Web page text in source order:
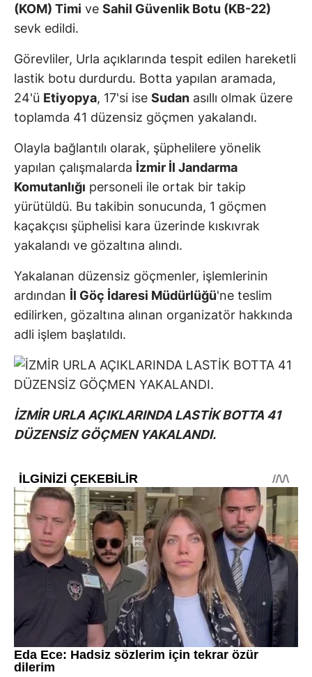
(KOM) Timi ve Sahil Güvenlik Botu (KB-22)
sevk edildi.
Görevliler, Urla açıklarında tespit edilen hareketli
lastik botu durdurdu. Botta yapılan aramada,
24'ü Etiyopya, 17'si ise Sudan asıllı olmak üzere
toplamda 41 düzensiz göçmen yakalandı.
Olayla bağlantılı olarak, şüphelilere yönelik
yapılan çalışmalarda İzmir İl Jandarma
Komutanlığı personeli ile ortak bir takip
yürütüldü. Bu takibin sonucunda, 1 göçmen
kaçakçısı şüphelisi kara üzerinde kıskıvrak
yakalandı ve gözaltına alındı.
Yakalanan düzensiz göçmenler, işlemlerinin
ardından İl Göç İdaresi Müdürlüğü'ne teslim
edilirken, gözaltına alınan organizatör hakkında
adli işlem başlatıldı.
İZMİR URLA AÇIKLARINDA LASTİK BOTTA 41
DÜZENSİZ GÖÇMEN YAKALANDI.